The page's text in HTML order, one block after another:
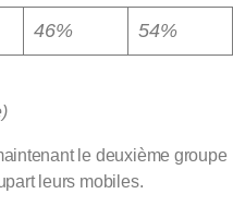
46% 54%
le deuxième groupe
leurs mobiles.